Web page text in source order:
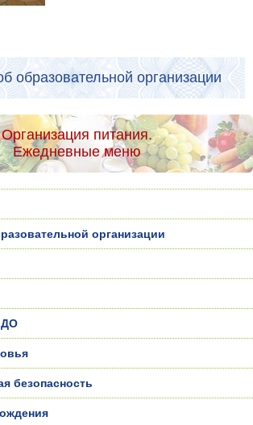
образовательной организации
Организация питания.
Ежедневные меню
организации
безопасность